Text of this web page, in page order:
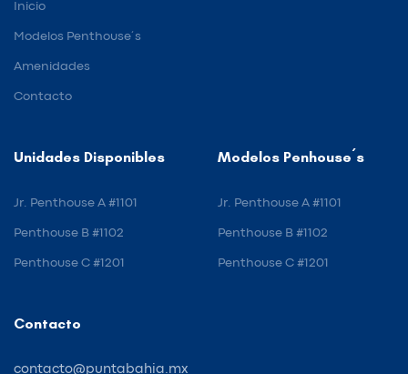
Inicio
Modelos Penthouse´s
Amenidades
Contacto
Unidades Disponibles
Jr. Penthouse A #1101
Penthouse B #1102
Penthouse C #1201
Modelos Penhouse´s
Jr. Penthouse A #1101
Penthouse B #1102
Penthouse C #1201
Contacto
contacto@puntabahia.mx